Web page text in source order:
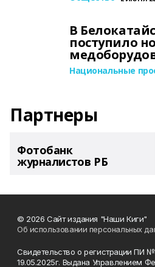
В
поступило
Национальные
Партнеры
Фотобанк
журналистов РБ
© 2026 Сайт издания "Наши Киги"
Об использовании персональных
Свидетельство о регистрации ПИ
19.05.2025г. Выдана Управлением